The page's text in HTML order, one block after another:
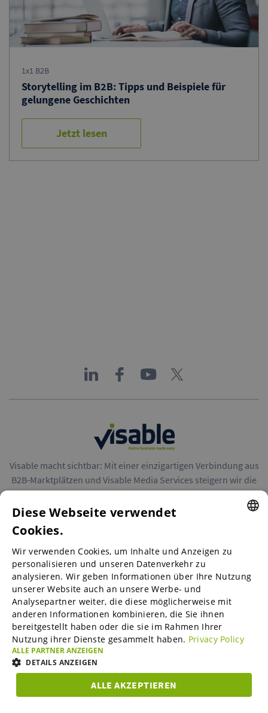
1x1 B2B
Storytelling im B2B: Tipps und Beispiele für
gelungene Geschichten
Jetzt lesen
Visable macht sichtbar: Mit einer einzigartigen Verbindung aus
B2B-Marktplätzen und Visable Media Services steigern wir die
Reichweite von Unternehmen in Europa.
B2B-Marktplätze
Visable Media Services
Mittelstands-Monitor
Karriere
ENGLISH
GERMAN
SPANISH
FRENCH
ITALIAN
ESTONIAN
Diese Webseite verwendet
Cookies.
Wir verwenden Cookies, um Inhalte und Anzeigen zu
personalisieren und unseren Datenverkehr zu
analysieren. Wir geben Informationen über Ihre Nutzung
unserer Website auch an unsere Werbe- und
Analysepartner weiter, die diese möglicherweise mit
anderen Informationen kombinieren, die Sie ihnen
bereitgestellt haben oder die sie im Rahmen Ihrer
Nutzung ihrer Dienste gesammelt haben. Privacy Policy
ALLE PARTNER ANZEIGEN
DETAILS ANZEIGEN
ALLE AKZEPTIEREN
UNBEDINGT